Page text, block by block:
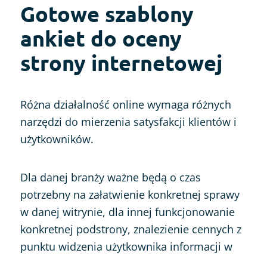
Gotowe szablony
ankiet do oceny
strony internetowej
Różna działalność online wymaga różnych
narzędzi do mierzenia satysfakcji klientów i
użytkowników.
Dla danej branży ważne będą o czas
potrzebny na załatwienie konkretnej sprawy
w danej witrynie, dla innej funkcjonowanie
konkretnej podstrony, znalezienie cennych z
punktu widzenia użytkownika informacji w